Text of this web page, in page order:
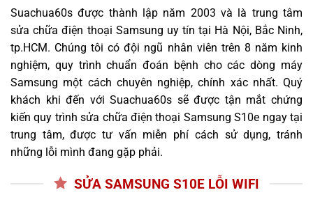
Suachua60s được thành lập năm 2003 và là trung tâm
sửa chữa điện thoại Samsung uy tín tại Hà Nội, Bắc Ninh,
tp.HCM. Chúng tôi có đội ngũ nhân viên trên 8 năm kinh
nghiệm, quy trình chuẩn đoán bệnh cho các dòng máy
Samsung một cách chuyên nghiệp, chính xác nhất. Quý
khách khi đến với Suachua60s sẽ được tận mắt chứng
kiến quy trình sửa chữa điện thoại Samsung S10e ngay tại
trung tâm, được tư vấn miễn phí cách sử dụng, tránh
những lỗi mình đang gặp phải.
SỬA SAMSUNG S10E LỖI WIFI